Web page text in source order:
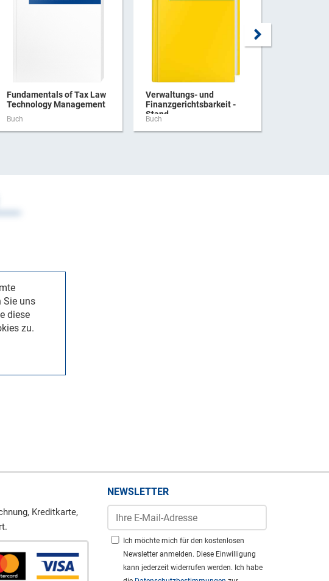
Fundamentals of Tax Law
Technology Management
Buch
Verwaltungs- und
Finanzgerichtsbarkeit -
Stand ...
Buch
Sie uns
diese
zu.
Kreditkarte,
NEWSLETTER
Ich möchte mich für den kostenlosen
Newsletter anmelden. Diese Einwilligung
kann jederzeit widerrufen werden. Ich habe